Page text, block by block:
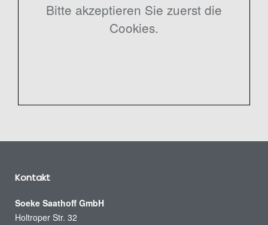
Bitte akzeptieren Sie zuerst die
Cookies.
Kontakt
Soeke Saathoff GmbH
Holtroper Str. 32